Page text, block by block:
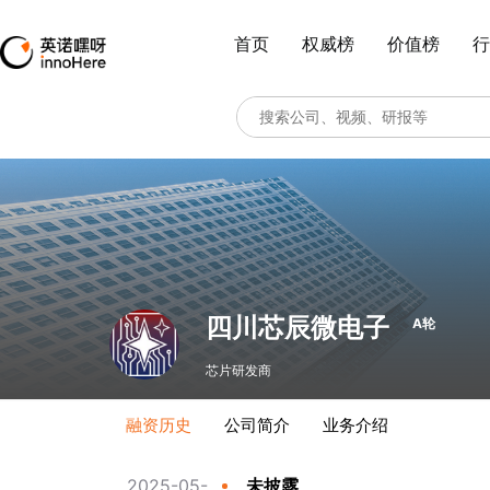
首页 权威榜 价值榜
四川芯辰微电子 A轮
芯片研发商
融资历史 公司简介 业务介绍
2025-05- 未披露